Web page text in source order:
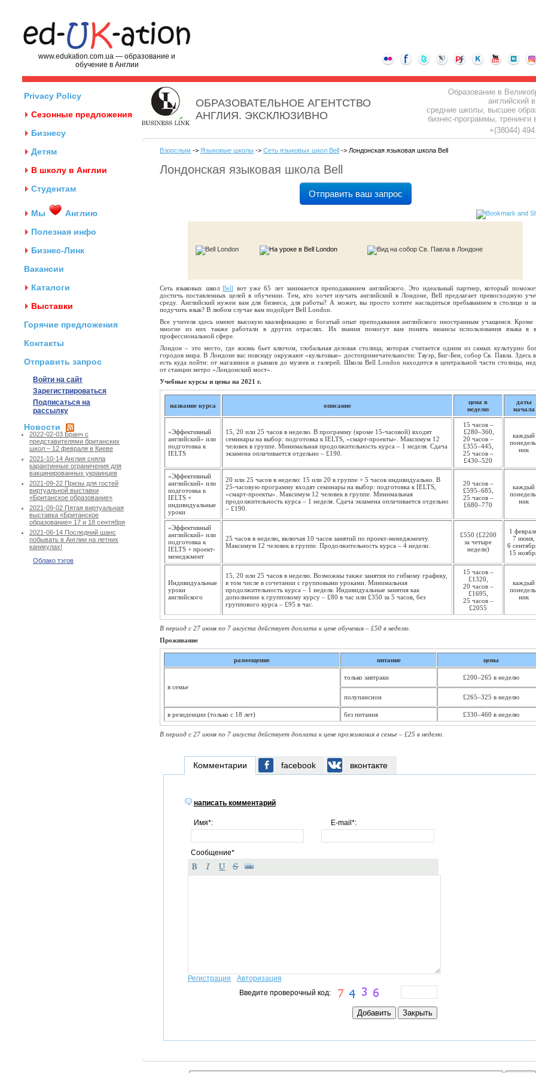
www.edukation.com.ua — образование и
обучение в Англии
Privacy Policy
Сезонные предложения
Бизнесу
Детям
В школу в Англии
Студентам
Мы
Англию
Полезная инфо
Бизнес-Линк
Вакансии
Каталоги
Выставки
Горячие предложения
Контакты
Отправить запрос
Войти на сайт
Зарегистрироваться
Подписаться на
рассылку
Новости
2022-02-03 Бранч с
представителями британских
школ – 12 февраля в Киеве
2021-10-14 Англия сняла
карантинные ограничения для
вакцинированных украинцев
2021-09-22 Призы для гостей
виртуальной выставки
«Британское образование»
2021-09-02 Пятая виртуальная
выставка «Британское
образование» 17 и 18 сентября
2021-06-14 Последний шанс
побывать в Англии на летних
каникулах!
Облако тэгов
ОБРАЗОВАТЕЛЬНОЕ АГЕНТСТВО
АНГЛИЯ. ЭКСКЛЮЗИВНО
Образование в
английский
средние школы, высшее
бизнес-программы, тренинги
+(38044)
Взрослым -> Языковые школы -> Сеть языковых школ Bell -> Лондонская языковая школа Bell
Лондонская языковая школа Bell
Отправить ваш запрос
Сеть языковых школBell вот уже 65 лет занимается преподаванием английского. Это идеальный партнер, который
достичь поставленных целей в обучении. Тем, кто хочет изучать английский в Лондоне, Bell предлагает превосходную
среду. Английский нужен вам для бизнеса, для работы? А может, вы просто хотите насладиться пребыванием в столице и
подучить язык? В любом случае вам подойдет Bell London.
Все учителя здесь имеют высокую квалификацию и богатый опыт преподавания английского иностранным учащимся. Кроме
многие из них также работали в других отраслях. Их знания помогут вам понять нюансы использования языка в
профессиональной сфере.
Лондон – это место, где жизнь бьет ключом, глобальная деловая столица, которая считается одним из самых культурно
городов мира. В Лондоне вас повсюду окружают «культовые» достопримечательности: Тауэр, Биг-Бен, собор Св. Павла. Здесь
есть куда пойти: от магазинов и рынков до музеев и галерей. Школа Bell London находится в центральной части столицы,
от станции метро «Лондонский мост».
Учебные курсы и цены на 2021 г.
название курса описание
цена в
неделю
даты
начала
«Эффективный
английский» или
подготовка к
IELTS
15, 20 или 25 часов в неделю. В программу (кроме 15-часовой) входят
семинары на выбор: подготовка к IELTS, «смарт-проекты». Максимум 12
человек в группе. Минимальная продолжительность курса – 1 неделя. Сдача
экзамена оплачивается отдельно – £190.
15 часов –
£280–360,
20 часов –
£355–445,
25 часов –
£430–520
каждый
ник
«Эффективный
английский» или
подготовка к
IELTS +
индивидуальные
уроки
20 или 25 часов в неделю: 15 или 20 в группе + 5 часов индивидуально. В
25-часовую программу входят семинары на выбор: подготовка к IELTS,
«смарт-проекты». Максимум 12 человек в группе. Минимальная
продолжительность курса – 1 неделя. Сдача экзамена оплачивается отдельно
– £190.
20 часов –
£595–685,
25 часов –
£680–770
каждый
ник
«Эффективный
английский» или
подготовка к
IELTS + проект-
менеджмент
25 часов в неделю, включая 10 часов занятий по проект-менеджменту.
Максимум 12 человек в группе. Продолжительность курса – 4 недели.
£550 (£2200
за четыре
недели)
1
7 июня,
6
15
Индивидуальные
уроки
английского
15, 20 или 25 часов в неделю. Возможны также занятия по гибкому графику,
в том числе в сочетании с групповыми уроками. Минимальная
продолжительность курса – 1 неделя. Индивидуальные занятия как
дополнение к групповому курсу – £80 в час или £350 за 5 часов, без
группового курса – £95 в час.
15 часов –
£1320,
20 часов –
£1695,
25 часов –
£2055
каждый
ник
В период с 27 июня по 7 августа действует доплата к цене обучения – £50 в неделю.
Проживание
размещение питание цены
в семье
только завтраки £200–265 в неделю
полупансион £265–325 в неделю
в резиденции (только с 18 лет) без питания £330–460 в неделю
В период с 27 июня по 7 августа действует доплата к цене проживания в семье – £25 в неделю.
Комментарии
написать комментарий
Имя*: E-mail*:
Сообщение*
Регистрация
Авторизация
Введите проверочный код:
facebook вконтакте